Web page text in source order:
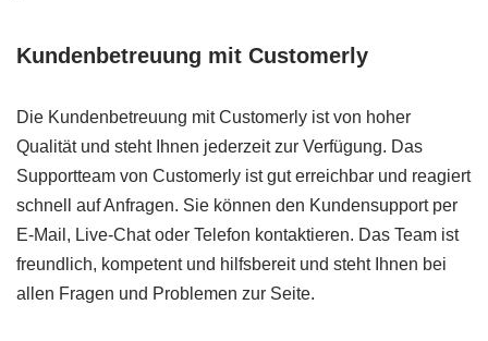
Kundenbetreuung mit Customerly
Die Kundenbetreuung mit Customerly ist von hoher
Qualität und steht Ihnen jederzeit zur Verfügung. Das
Supportteam von Customerly ist gut erreichbar und reagiert
schnell auf Anfragen. Sie können den Kundensupport per
E-Mail, Live-Chat oder Telefon kontaktieren. Das Team ist
freundlich, kompetent und hilfsbereit und steht Ihnen bei
allen Fragen und Problemen zur Seite.